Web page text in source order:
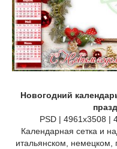
Новогодний
PSD | 4961х3508 |
Календарная сетка и
итальянском, немецком,